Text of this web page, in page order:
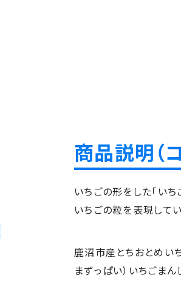
商品説明（
いちごの形をした「い
いちごの粒を表現してい
鹿沼市産とちおとめい
まずっぱい）いちごま